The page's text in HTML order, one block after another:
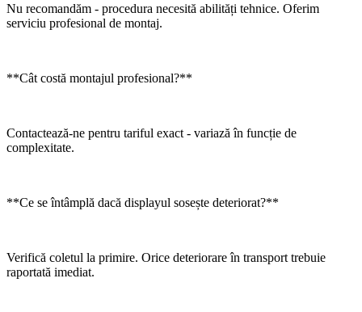
Nu recomandăm - procedura necesită abilități tehnice. Oferim
serviciu profesional de montaj.
**Cât costă montajul profesional?**
Contactează-ne pentru tariful exact - variază în funcție de
complexitate.
**Ce se întâmplă dacă displayul sosește deteriorat?**
Verifică coletul la primire. Orice deteriorare în transport trebuie
raportată imediat.